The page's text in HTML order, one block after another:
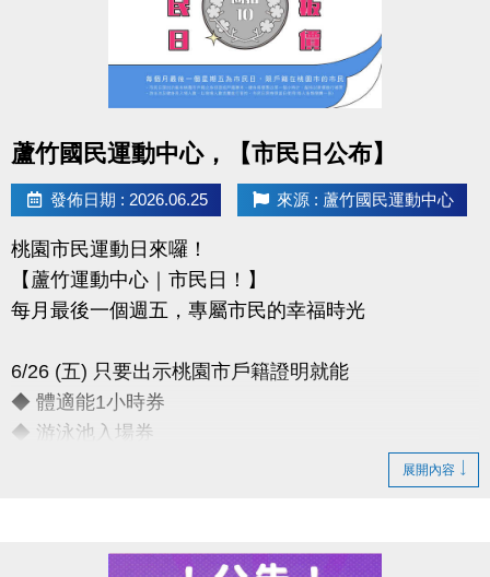
蘆竹國民運動中心，【市民日公布】
發佈日期 : 2026.06.25 來源 : 蘆竹國民運動中心
桃園市民運動日來囉！
【蘆竹運動中心｜市民日！】
每月最後一個週五，專屬市民的幸福時光
6/26 (五) 只要出示桃園市戶籍證明就能
◆ 體適能1小時券
◆ 游泳池入場券
展開內容